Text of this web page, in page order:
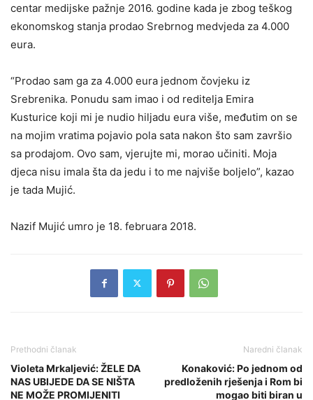
centar medijske pažnje 2016. godine kada je zbog teškog
ekonomskog stanja prodao Srebrnog medvjeda za 4.000
eura.
“Prodao sam ga za 4.000 eura jednom čovjeku iz
Srebrenika. Ponudu sam imao i od reditelja Emira
Kusturice koji mi je nudio hiljadu eura više, međutim on se
na mojim vratima pojavio pola sata nakon što sam završio
sa prodajom. Ovo sam, vjerujte mi, morao učiniti. Moja
djeca nisu imala šta da jedu i to me najviše boljelo”, kazao
je tada Mujić.
Nazif Mujić umro je 18. februara 2018.
Prethodni članak
Violeta Mrkaljević: ŽELE DA
NAS UBIJEDE DA SE NIŠTA
NE MOŽE PROMIJENITI
Naredni članak
Konaković: Po jednom od
predloženih rješenja i Rom bi
mogao biti biran u